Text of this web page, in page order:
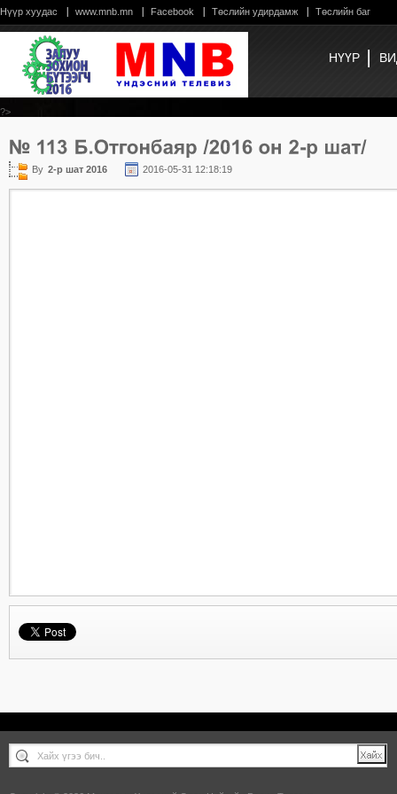
Нүүр хуудас www.mnb.mn Facebook Төслийн удирдамж Төслийн баг
НҮҮР
?>
By 2-р шат 2016 2016-05-31 12:18:19